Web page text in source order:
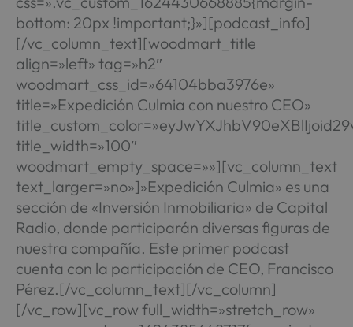
bottom: 20px !important;}»][podcast_info]
[/vc_column_text][woodmart_title
align=»left» tag=»h2″
woodmart_css_id=»64104bba3976e»
title=»Expedición Culmia con nuestro CEO»
title_width=»100″
woodmart_empty_space=»»][vc_column_text
text_larger=»no»]»Expedición Culmia» es una
sección de «Inversión Inmobiliaria» de Capital
Radio, donde participarán diversas figuras de
nuestra compañía. Este primer podcast
cuenta con la participación de CEO, Francisco
Pérez.[/vc_column_text][/vc_column]
[/vc_row][vc_row full_width=»stretch_row»